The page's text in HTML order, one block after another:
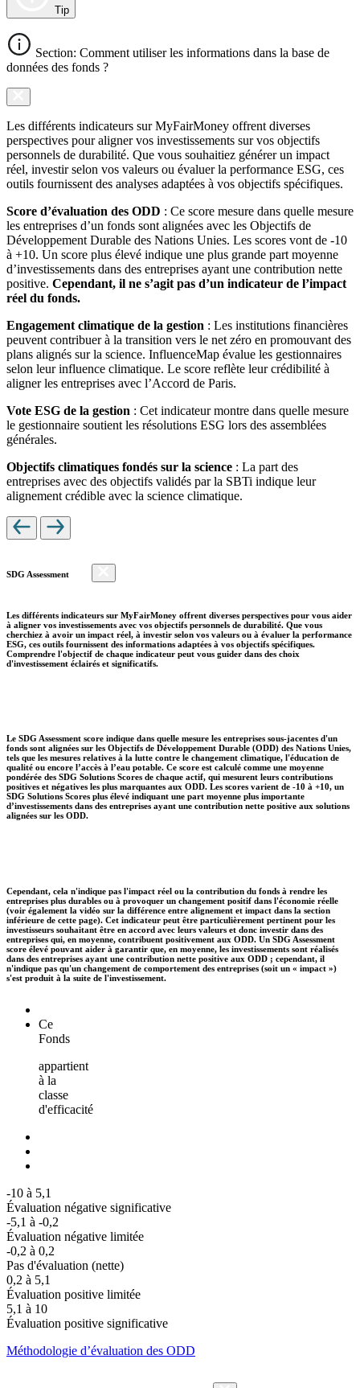
Tip
Section: Comment utiliser les informations dans la base de
données des fonds ?
Les différents indicateurs sur MyFairMoney offrent diverses
perspectives pour aligner vos investissements sur vos objectifs
personnels de durabilité. Que vous souhaitiez générer un impact
réel, investir selon vos valeurs ou évaluer la performance ESG, ces
outils fournissent des analyses adaptées à vos objectifs spécifiques.
Score d’évaluation des ODD : Ce score mesure dans quelle mesure
les entreprises d’un fonds sont alignées avec les Objectifs de
Développement Durable des Nations Unies. Les scores vont de -10
à +10. Un score plus élevé indique une plus grande part moyenne
d’investissements dans des entreprises ayant une contribution nette
positive. Cependant, il ne s’agit pas d’un indicateur de l’impact
réel du fonds.
Engagement climatique de la gestion : Les institutions financières
peuvent contribuer à la transition vers le net zéro en promouvant des
plans alignés sur la science. InfluenceMap évalue les gestionnaires
selon leur influence climatique. Le score reflète leur crédibilité à
aligner les entreprises avec l’Accord de Paris.
Vote ESG de la gestion : Cet indicateur montre dans quelle mesure
le gestionnaire soutient les résolutions ESG lors des assemblées
générales.
Objectifs climatiques fondés sur la science : La part des
entreprises avec des objectifs validés par la SBTi indique leur
alignement crédible avec la science climatique.
SDG Assessment
Les différents indicateurs sur MyFairMoney offrent diverses perspectives pour vous aider
à aligner vos investissements avec vos objectifs personnels de durabilité. Que vous
cherchiez à avoir un impact réel, à investir selon vos valeurs ou à évaluer la performance
ESG, ces outils fournissent des informations adaptées à vos objectifs spécifiques.
Comprendre l'objectif de chaque indicateur peut vous guider dans des choix
d'investissement éclairés et significatifs.
Le SDG Assessment score indique dans quelle mesure les entreprises sous-jacentes d'un
fonds sont alignées sur les Objectifs de Développement Durable (ODD) des Nations Unies,
tels que les mesures relatives à la lutte contre le changement climatique, l'éducation de
qualité ou encore l’accès à l’eau potable. Ce score est calculé comme une moyenne
pondérée des SDG Solutions Scores de chaque actif, qui mesurent leurs contributions
positives et négatives les plus marquantes aux ODD. Les scores varient de -10 à +10, un
SDG Solutions Scores plus élevé indiquant une part moyenne plus importante
d’investissements dans des entreprises ayant une contribution nette positive aux solutions
alignées sur les ODD.
Cependant, cela n'indique pas l'impact réel ou la contribution du fonds à rendre les
entreprises plus durables ou à provoquer un changement positif dans l'économie réelle
(voir également la vidéo sur la différence entre alignement et impact dans la section
inférieure de cette page). Cet indicateur peut être particulièrement pertinent pour les
investisseurs souhaitant être en accord avec leurs valeurs et donc investir dans des
entreprises qui, en moyenne, contribuent positivement aux ODD. Un SDG Assessment
score élevé pouvant aider à garantir que, en moyenne, les investissements sont réalisés
dans des entreprises ayant une contribution nette positive aux ODD ; cependant, il
n'indique pas qu'un changement de comportement des entreprises (soit un « impact »)
s'est produit à la suite de l'investissement.
Ce
Fonds
appartient
à la
classe
d'efficacité
-10 à 5,1
Évaluation négative significative
-5,1 à -0,2
Évaluation négative limitée
-0,2 à 0,2
Pas d'évaluation (nette)
0,2 à 5,1
Évaluation positive limitée
5,1 à 10
Évaluation positive significative
Méthodologie d’évaluation des ODD